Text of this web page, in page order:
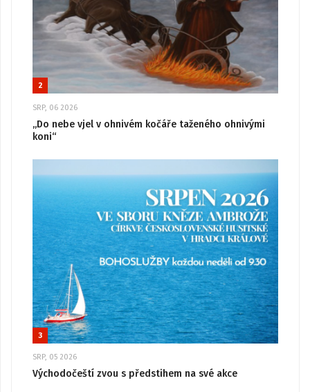
2
SRP, 06 2026
„Do nebe vjel v ohnivém kočáře taženého ohnivými
koni“
3
SRP, 05 2026
Východočeští zvou s předstihem na své akce